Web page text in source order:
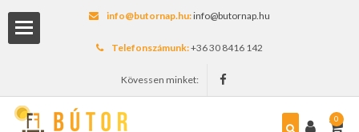
info@butornap.hu:info@butornap.hu
Telefonszámunk:+36 30 8416 142
Kövessen minket:
0